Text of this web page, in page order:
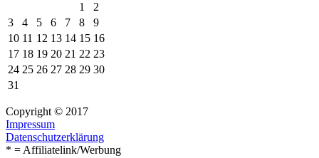
1
2
3
4 5 6 7 8
9
10 11 12 13 14 15 16
17 18 19 20 21 22 23
24 25 26 27 28 29 30
31
Copyright © 2017
Impressum
Datenschutzerklärung
* = Affiliatelink/Werbung